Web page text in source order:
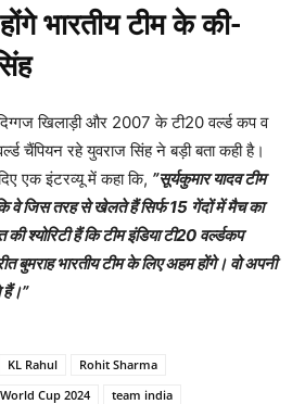
भारतीय टीम के की-
खिलाड़ी और 2007 के टी20 वर्ल्ड कप व
चैंपियन रहे युवराज सिंह ने बड़ी बता कही है।
एक इंटरव्यू में कहा कि, ”सूर्यकुमार यादव टीम
वे जिस तरह से खेलते हैं सिर्फ 15 गेंदों में मैच का
श्योरिटी हैं कि टीम इंडिया टी20 वर्ल्डकप
बुमराह भारतीय टीम के लिए अहम होंगे। वो अपनी
हैं।”
KL Rahul
Rohit Sharma
Cup 2024
team india